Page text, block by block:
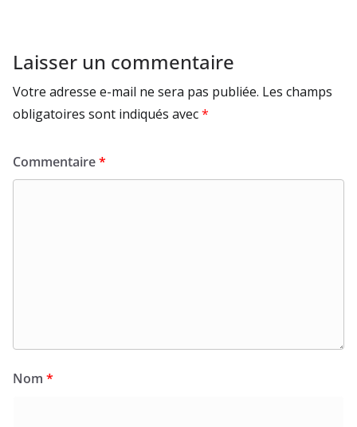
Laisser un commentaire
Votre adresse e-mail ne sera pas publiée. Les champs
obligatoires sont indiqués avec*
Commentaire*
Nom *